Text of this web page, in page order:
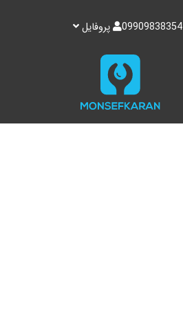
09909838354 پروفایل